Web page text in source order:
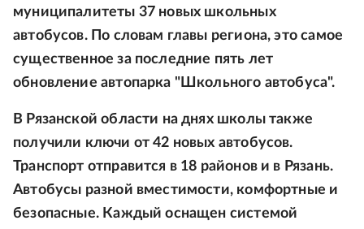
муниципалитеты 37 новых школьных
автобусов. По словам главы региона, это самое
существенное за последние пять лет
обновление автопарка "Школьного автобуса".
В Рязанской области на днях школы также
получили ключи от 42 новых автобусов.
Транспорт отправится в 18 районов и в Рязань.
Автобусы разной вместимости, комфортные и
безопасные. Каждый оснащен системой